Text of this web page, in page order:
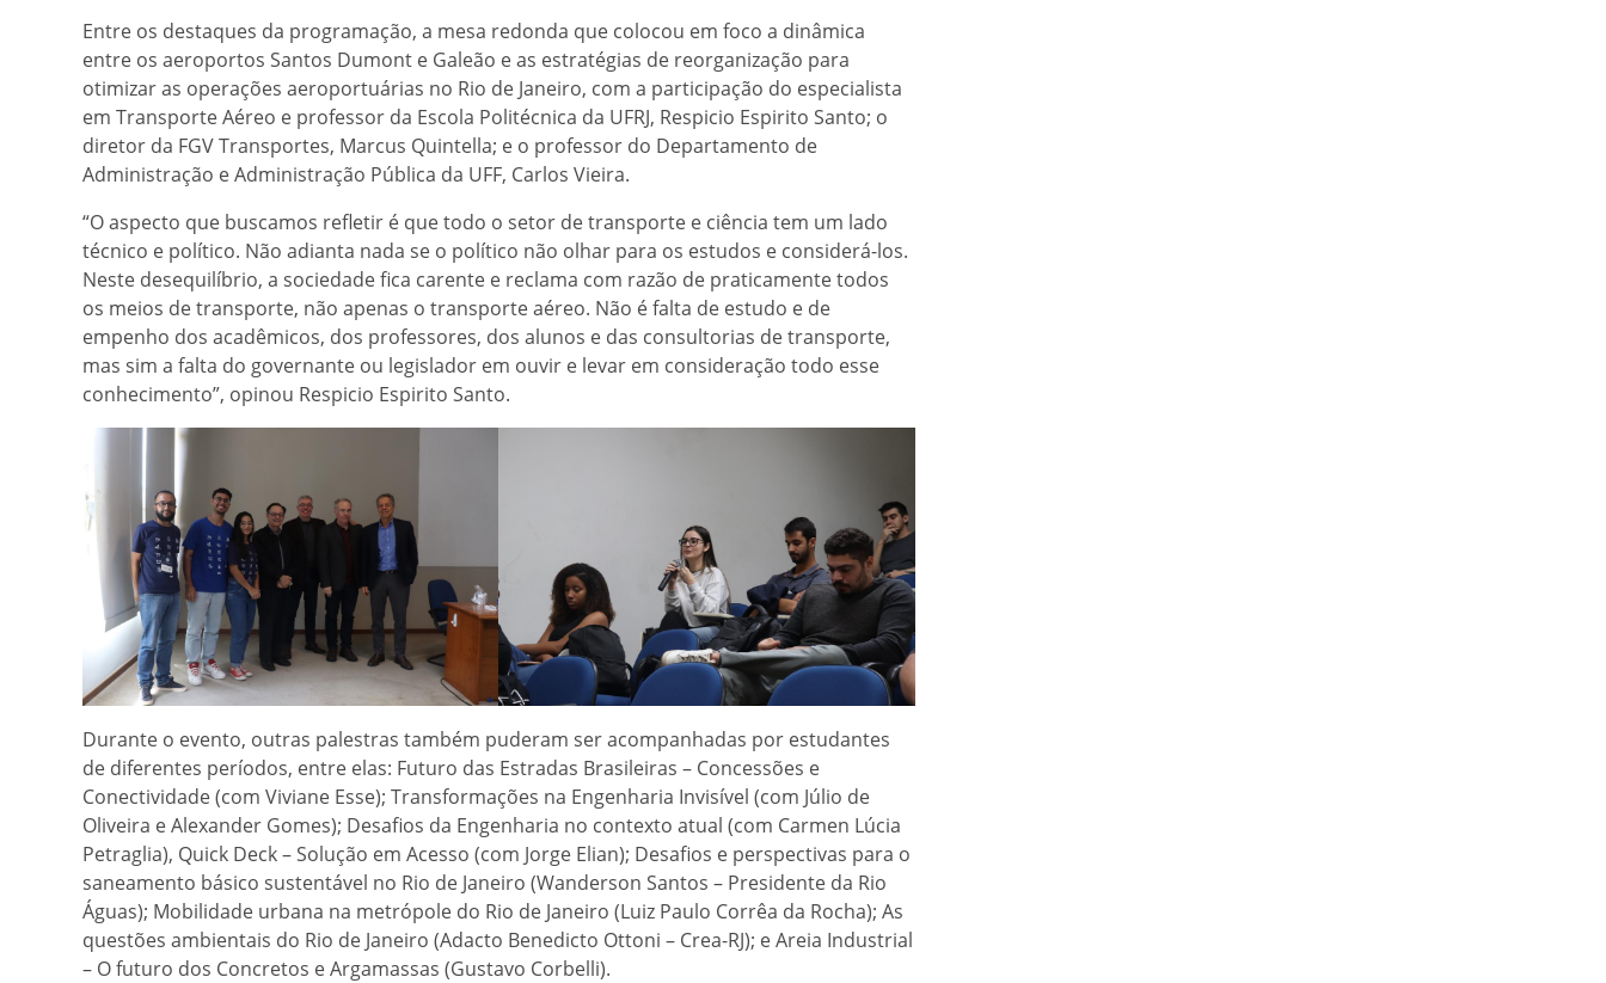
Entre os destaques da programação, a mesa redonda que colocou em foco a dinâmica
entre os aeroportos Santos Dumont e Galeão e as estratégias de reorganização para
otimizar as operações aeroportuárias no Rio de Janeiro, com a participação do especialista
em Transporte Aéreo e professor da Escola Politécnica da UFRJ, Respicio Espirito Santo; o
diretor da FGV Transportes, Marcus Quintella; e o professor do Departamento de
Administração e Administração Pública da UFF, Carlos Vieira.
“O aspecto que buscamos refletir é que todo o setor de transporte e ciência tem um lado
técnico e político. Não adianta nada se o político não olhar para os estudos e considerá-los.
Neste desequilíbrio, a sociedade fica carente e reclama com razão de praticamente todos
os meios de transporte, não apenas o transporte aéreo. Não é falta de estudo e de
empenho dos acadêmicos, dos professores, dos alunos e das consultorias de transporte,
mas sim a falta do governante ou legislador em ouvir e levar em consideração todo esse
conhecimento”, opinou Respicio Espirito Santo.
Durante o evento, outras palestras também puderam ser acompanhadas por estudantes
de diferentes períodos, entre elas: Futuro das Estradas Brasileiras – Concessões e
Conectividade (com Viviane Esse); Transformações na Engenharia Invisível (com Júlio de
Oliveira e Alexander Gomes); Desafios da Engenharia no contexto atual (com Carmen Lúcia
Petraglia), Quick Deck – Solução em Acesso (com Jorge Elian); Desafios e perspectivas para o
saneamento básico sustentável no Rio de Janeiro (Wanderson Santos – Presidente da Rio
Águas); Mobilidade urbana na metrópole do Rio de Janeiro (Luiz Paulo Corrêa da Rocha); As
questões ambientais do Rio de Janeiro (Adacto Benedicto Ottoni – Crea-RJ); e Areia Industrial
– O futuro dos Concretos e Argamassas (Gustavo Corbelli).